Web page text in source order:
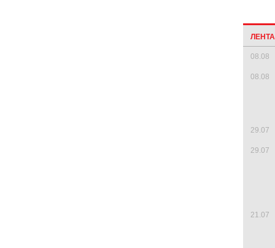
08.08
08.08
29.07
29.07
21.07